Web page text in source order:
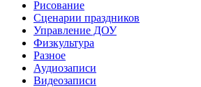
Рисование
Сценарии праздников
Управление ДОУ
Физкультура
Разное
Аудиозаписи
Видеозаписи